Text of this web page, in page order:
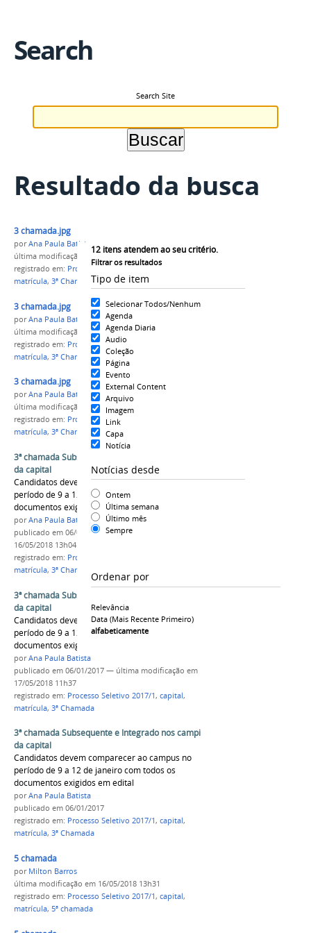
Search
Search Site
Resultado da busca
12 itens atendem ao seu critério.
Filtrar os resultados
Tipo de item
Selecionar Todos/Nenhum
Agenda
Agenda Diaria
Audio
Coleção
Página
Evento
External Content
Arquivo
Imagem
Link
Capa
Notícia
Notícias desde
Ontem
Última semana
Último mês
Sempre
Ordenar por
Relevância
Data (mais Recente Primeiro)
alfabeticamente
3 chamada.jpg
porAna Paula Batista
última modificação
em 16/05/2018 11h04
registrado em: Processo Seletivo 2017/1,capital
matrícula, 3ª Chamada
3 chamada.jpg
porAna Paula Batista
última modificação
em 17/05/2018 11h37
registrado em: Processo Seletivo 2017/1
matrícula, 3ª Chamada
3 chamada.jpg
porAna Paula Batista
última modificação
em 06/01/2017 12h19
registrado em: Processo Seletivo 2017/1
matrícula, 3ª Chamada
3ª chamada Subsequente e Integrado nos campi
da capital
Candidatos devem comparecer ao campus no
período de 9 a 12 de janeiro com todos os
documentos exigidos em edital
porAna Paula Batista
publicado em 06/01/2017—última modificação
16/05/2018 13h04
registrado em: Processo Seletivo 2017/1
matrícula, 3ª Chamada
3ª chamada Subsequente e Integrado nos campi
da capital
Candidatos devem comparecer ao campus no
período de 9 a 12 de janeiro com todos os
documentos exigidos em edital
porAna Paula Batista
publicado em 06/01/2017 — última modificação em
17/05/2018 11h37
registrado em: Processo Seletivo 2017/1, capital,
matrícula, 3ª Chamada
3ª chamada Subsequente e Integrado nos campi
da capital
Candidatos devem comparecer ao campus no
período de 9 a 12 de janeiro com todos os
documentos exigidos em edital
porAna Paula Batista
publicado em 06/01/2017
registrado em: Processo Seletivo 2017/1, capital,
matrícula, 3ª Chamada
5 chamada
por Milton Barros
última modificação em 16/05/2018 13h31
registrado em: Processo Seletivo 2017/1, capital,
matrícula, 5ª chamada